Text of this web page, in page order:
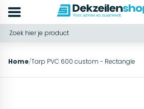
Home/Tarp PVC 600 custom - Rectangle